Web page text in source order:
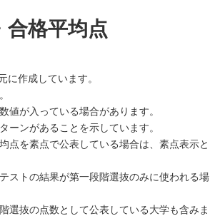
合格平均点
に作成しています。
値が入っている場合があります。
ーンがあることを示しています。
点を素点で公表している場合は、素点表示と
ストの結果が第一段階選抜のみに使われる場
選抜の点数として公表している大学も含みま